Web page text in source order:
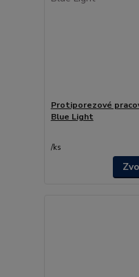
Protiporezové
Blue Light
/ks